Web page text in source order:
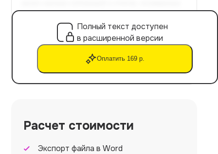
Полный текст доступен
в расширенной версии
Оплатить 169 р.
Расчет стоимости
Экспорт файла в Word